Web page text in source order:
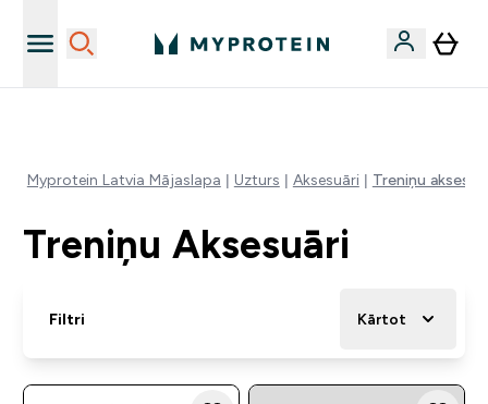
Myprotein Latvia Mājaslapa Uzturs Aksesuāri Treniņu
Treniņu Aksesuāri
Filtri Kārtot